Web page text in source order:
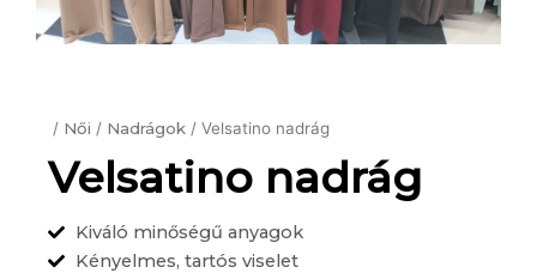
/ Női / Nadrágok / Velsatino nadrág
Velsatino nadrág
Kiváló minőségű anyagok
Kényelmes, tartós viselet